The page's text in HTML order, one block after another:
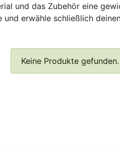
und das Zubehör eine
erwähle schließlich
Keine Produkte gefunden.